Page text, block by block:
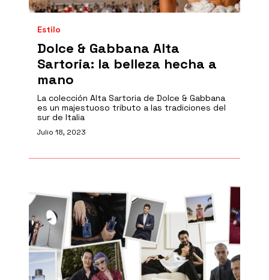
Estilo
Dolce & Gabbana Alta
Sartoria: la belleza hecha a
mano
La colección Alta Sartoria de Dolce & Gabbana
es un majestuoso tributo a las tradiciones del
sur de Italia
Julio 18, 2023